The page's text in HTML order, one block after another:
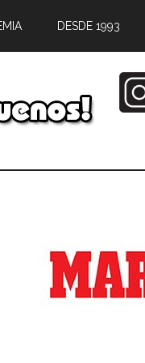
DESDE 1993